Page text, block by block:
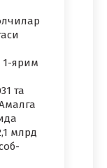
1-ярим
та
млрд